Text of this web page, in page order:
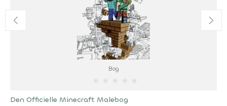
Bog
Den Officielle Minecraft Malebog